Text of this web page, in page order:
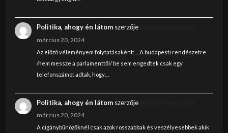
Politika, ahogy én látomszerzője
március 20, 2024
Az előző véleményem folytatásaként: ... A budapesti rendészetre
/nem messze a parlamenttől/ be sem engedtek csak egy
telefonszámot adtak, hogy…
Politika, ahogy én látomszerzője
március 20, 2024
A cigánybűnözőknél csak azok rosszabbak és veszélyesebbek akik